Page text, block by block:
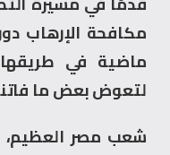
مكافحة الإرهاب
ماضية في طريقها
لتعوض بعض ما
شعب مصر العظيم،